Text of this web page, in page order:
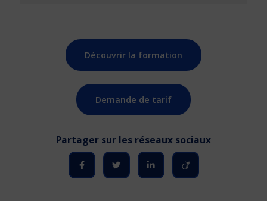
Découvrir la formation
Demande de tarif